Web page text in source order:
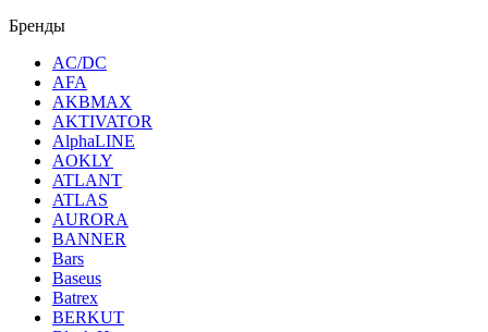
Бренды
AC/DC
AFA
AKBMAX
AKTIVATOR
AlphaLINE
AOKLY
ATLANT
ATLAS
AURORA
BANNER
Bars
Baseus
Batrex
BERKUT